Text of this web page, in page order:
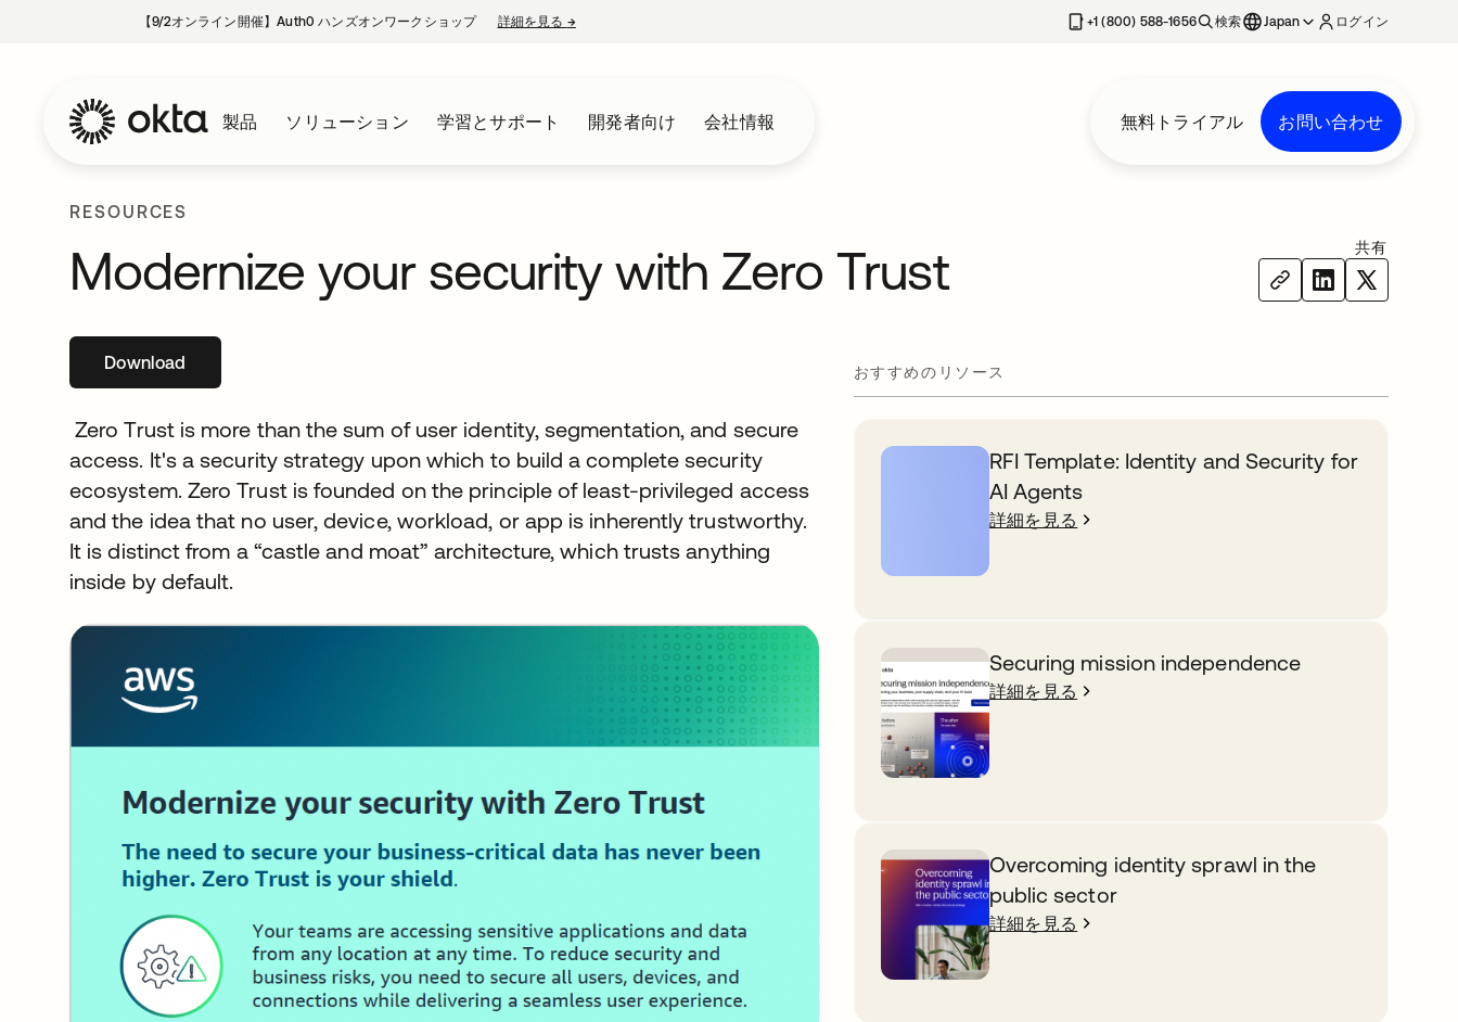
【9/2オンライン開催】Auth0 ハンズオンワークショップ 詳細を見る →新しいタブで開く +1 (800) 588-1656 検索 Japan ログイン
製品 ソリューション 学習とサポート 開発者向け 会社情報 無料トライアル お問い合わせ
RESOURCES
Modernize your security with Zero Trust 共有
Download新しいタブで開く
Zero Trust is more than the sum of user identity, segmentation, and secure
access. It's a security strategy upon which to build a complete security
ecosystem. Zero Trust is founded on the principle of least-privileged access
and the idea that no user, device, workload, or app is inherently trustworthy.
It is distinct from a “castle and moat” architecture, which trusts anything
inside by default.
おすすめのリソース
RFI Template: Identity and Security for
AI Agents
詳細を見る
Securing mission independence
詳細を見る
Overcoming identity sprawl in the
public sector
詳細を見る